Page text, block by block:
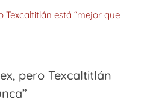
pero Texcaltitlán